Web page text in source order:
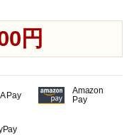
円
Pay
Amazon
Pay